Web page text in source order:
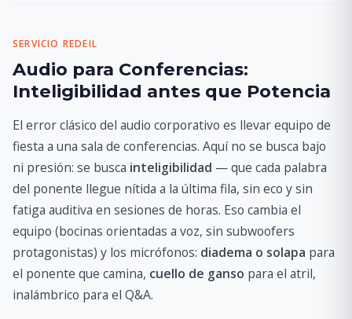
SERVICIO REDEIL
Audio para Conferencias:
Inteligibilidad antes que Potencia
El error clásico del audio corporativo es llevar equipo de
fiesta a una sala de conferencias. Aquí no se busca bajo
ni presión: se busca inteligibilidad — que cada palabra
del ponente llegue nítida a la última fila, sin eco y sin
fatiga auditiva en sesiones de horas. Eso cambia el
equipo (bocinas orientadas a voz, sin subwoofers
protagonistas) y los micrófonos: diadema o solapa para
el ponente que camina, cuello de ganso para el atril,
inalámbrico para el Q&A.